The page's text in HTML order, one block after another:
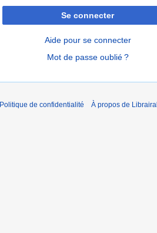
Se connecter
Aide pour se connecter
Mot de passe oublié ?
Politique de confidentialité À propos de Librairal